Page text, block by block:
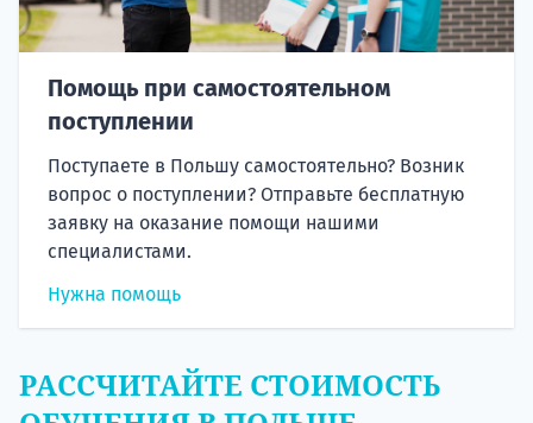
Помощь при самостоятельном
поступлении
Поступаете в Польшу самостоятельно? Возник
вопрос о поступлении? Отправьте бесплатную
заявку на оказание помощи нашими
специалистами.
Нужна помощь
РАССЧИТАЙТЕ СТОИМОСТЬ